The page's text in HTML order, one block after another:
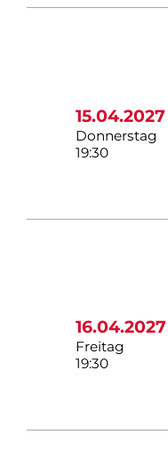
15.04.2027
Donnerstag
19:30
16.04.2027
Freitag
19:30